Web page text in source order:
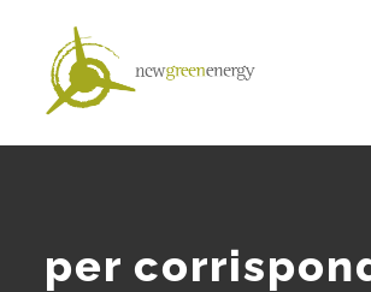
contenuto
per